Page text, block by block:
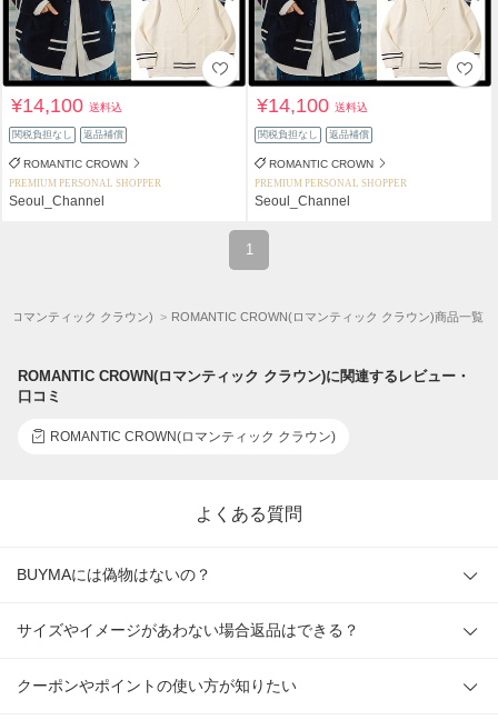
¥14,100送料込
関税負担なし 返品補償
ROMANTIC CROWN
PREMIUM PERSONAL SHOPPER
Seoul_Channel
¥14,100送料込
関税負担なし 返品補償
ROMANTIC CROWN
PREMIUM PERSONAL SHOPPER
Seoul_Channel
1
ロマンティック クラウン) ROMANTIC CROWN(ロマンティック クラウン)商品一覧
ROMANTIC CROWN(ロマンティック クラウン)に関連するレビュー・
口コミ
ROMANTIC CROWN(ロマンティック クラウン)
よくある質問
BUYMAには偽物はないの？
サイズやイメージがあわない場合返品はできる？
クーポンやポイントの使い方が知りたい